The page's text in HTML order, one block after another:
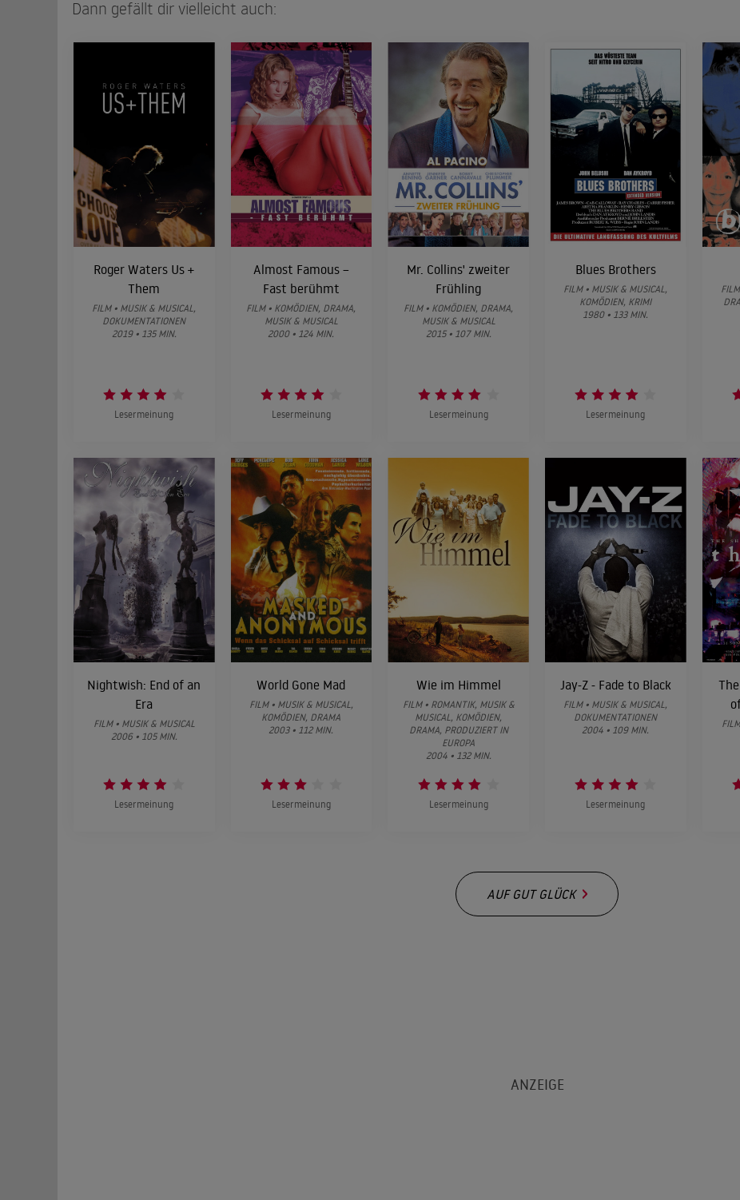
Dann gefällt dir vielleicht auch:
Roger Waters Us +
Them
FILM • MUSIK & MUSICAL,
DOKUMENTATIONEN
2019 • 135 MIN.
Lesermeinung
Almost Famous –
Fast berühmt
FILM • KOMÖDIEN, DRAMA,
MUSIK & MUSICAL
2000 • 124 MIN.
Lesermeinung
Mr. Collins' zweiter
Frühling
FILM • KOMÖDIEN, DRAMA,
MUSIK & MUSICAL
2015 • 107 MIN.
Lesermeinung
Blues Brothers
FILM • MUSIK & MUSICAL,
KOMÖDIEN, KRIMI
1980 • 133 MIN.
Lesermeinung
Nightwish: End of an
Era
FILM • MUSIK & MUSICAL
2006 • 105 MIN.
Lesermeinung
World Gone Mad
FILM • MUSIK & MUSICAL,
KOMÖDIEN, DRAMA
2003 • 112 MIN.
Lesermeinung
Wie im Himmel
FILM • ROMANTIK, MUSIK &
MUSICAL, KOMÖDIEN,
DRAMA, PRODUZIERT IN
EUROPA
2004 • 132 MIN.
Lesermeinung
Jay-Z - Fade to Black
FILM • MUSIK & MUSICAL,
DOKUMENTATIONEN
2004 • 109 MIN.
Lesermeinung
AUF GUT GLÜCK